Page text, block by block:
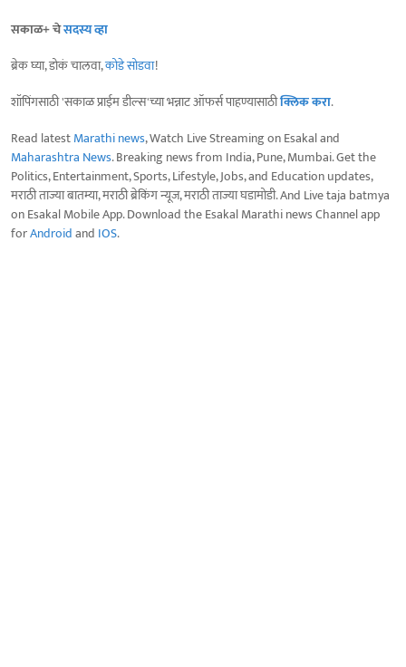
सकाळ+ चेसदस्य व्हा
ब्रेक घ्या, डोकं चालवा,कोडे सोडवा!
शॉपिंगसाठी 'सकाळ प्राईम डील्स'च्या भन्नाट ऑफर्स पाहण्यासाठीक्लिक करा.
Read latestMarathi news, Watch Live Streaming on Esakal and
Maharashtra News. Breaking news from India, Pune, Mumbai. Get the
Politics, Entertainment, Sports, Lifestyle, Jobs, and Education updates,
मराठी ताज्या बातम्या, मराठी ब्रेकिंग न्यूज, मराठी ताज्या घडामोडी. And Live taja batmya
on Esakal Mobile App. Download the Esakal Marathi news Channel app
forAndroidand IOS.